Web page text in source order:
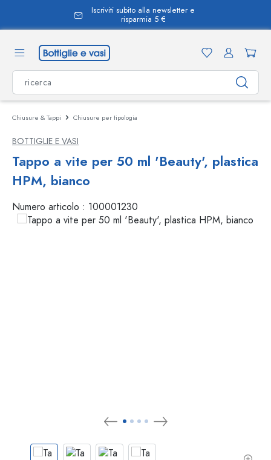
Iscriviti subito alla newsletter e
risparmia 5 €
Chiusure & Tappi Chiusure per tipologia
BOTTIGLIE E VASI
Tappo a vite per 50 ml 'Beauty', plastica
HPM, bianco
Numero articolo : 100001230